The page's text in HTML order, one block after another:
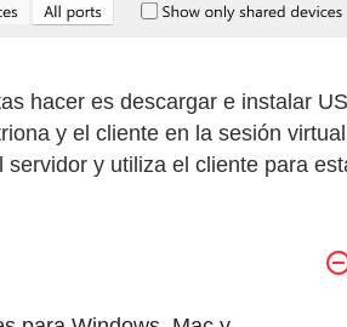
hacer es descargar e instalar
y el cliente en la sesión
servidor y utiliza el cliente para